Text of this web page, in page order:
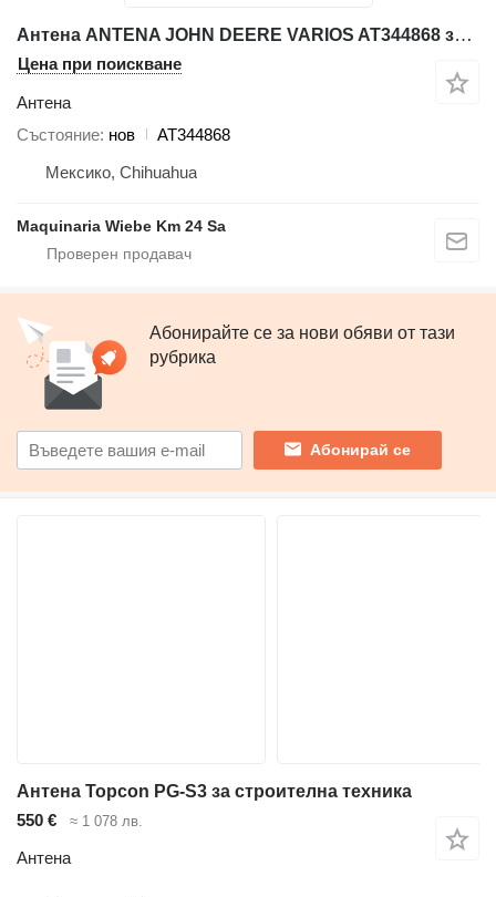
Антена ANTENA JOHN DEERE VARIOS AT344868 за багер
Цена при поискване
Антена
Състояние нов
AT344868
Мексико, Chihuahua
Maquinaria Wiebe Km 24 Sa
Абонирайте се за нови обяви от тази
рубрика
Абонирай се
Антена Topcon PG-S3 за строителна техника
550 €
≈ 1 078 лв.
Антена